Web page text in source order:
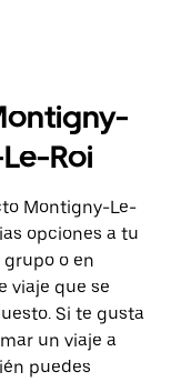
Roi
Montigny-Le-
opciones a tu
o en
viaje que se
Si te gusta
un viaje a
puedes